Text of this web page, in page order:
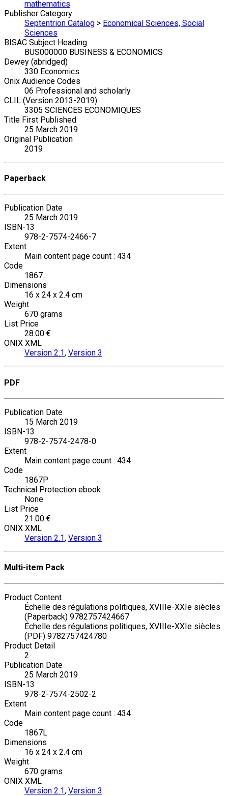
mathematics
Publisher Category
Septentrion Catalog > Economical Sciences, Social
Sciences
BISAC Subject Heading
BUS000000 BUSINESS & ECONOMICS
Dewey (abridged)
330 Economics
Onix Audience Codes
06 Professional and scholarly
CLIL (Version 2013-2019)
3305 SCIENCES ECONOMIQUES
Title First Published
25 March 2019
Original Publication
2019
Paperback
Publication Date
25 March 2019
ISBN-13
978-2-7574-2466-7
Extent
Main content page count : 434
Code
1867
Dimensions
16 x 24 x 2.4 cm
Weight
670 grams
List Price
28.00 €
ONIX XML
Version 2.1, Version 3
PDF
Publication Date
15 March 2019
ISBN-13
978-2-7574-2478-0
Extent
Main content page count : 434
Code
1867P
Technical Protection ebook
None
List Price
21.00 €
ONIX XML
Version 2.1, Version 3
Multi-item Pack
Product Content
Échelle des régulations politiques, XVIIIe-XXIe siècles
(Paperback) 9782757424667
Échelle des régulations politiques, XVIIIe-XXIe siècles
(PDF) 9782757424780
Product Detail
2
Publication Date
25 March 2019
ISBN-13
978-2-7574-2502-2
Extent
Main content page count : 434
Code
1867L
Dimensions
16 x 24 x 2.4 cm
Weight
670 grams
ONIX XML
Version 2.1, Version 3